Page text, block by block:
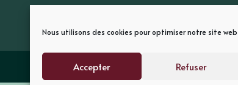
Nous utilisons des cookies pour optimiser notre site
Accepter Refuser